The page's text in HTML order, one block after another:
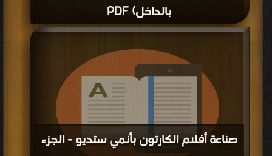
بالداخل) PDF
صناعة أفلام الكارتون بأنمي ستديو - الجزء